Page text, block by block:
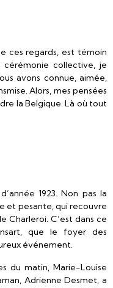
ces regards, est témoin
collective, je
avons connue, aimée,
Alors, mes pensées
la Belgique. Là où tout
1923. Non pas la
et pesante, qui recouvre
Charleroi. C’est dans ce
que le foyer des
événement.
du matin, Marie-Louise
Adrienne Desmet, a